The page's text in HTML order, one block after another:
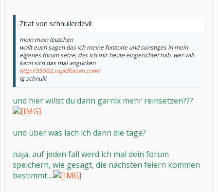
Zitat von schnullerdevil:
moin moin leutchen
wollt euch sagen das ich meine funtexte und sonstiges in mein
eigenes forum setze, das ich mir heute eingerichtet hab. wer will
kann sich das mal angucken
http://35502.rapidforum.com/
lg schnulli
und hier willst du dann garnix mehr reinsetzen???
und über was lach ich dann die tage?
naja, auf jeden fall werd ich mal dein forum
speichern, wie gesagt, die nächsten feiern kommen
bestimmt....